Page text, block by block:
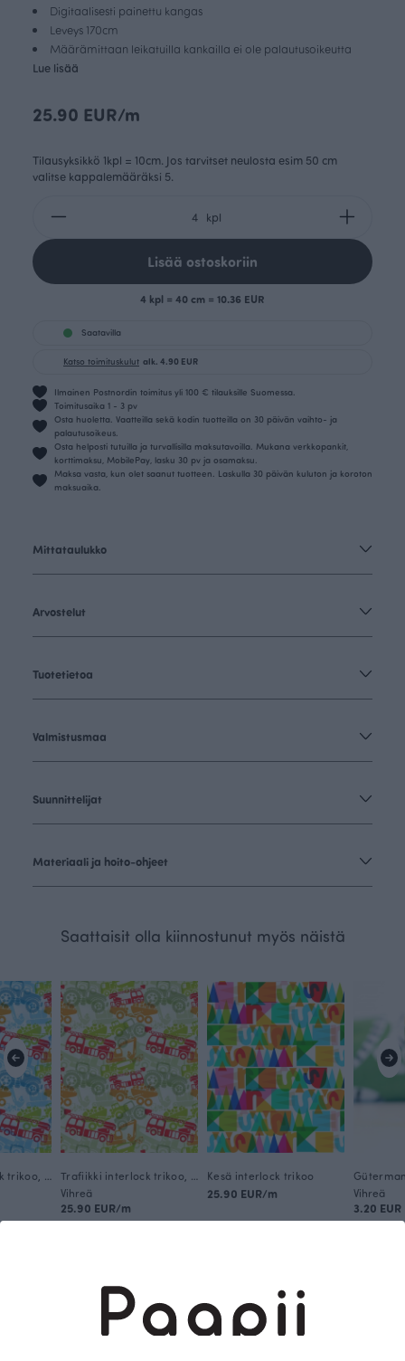
Digitaalisesti painettu kangas
Leveys 170cm
Määrämittaan leikatuilla kankailla ei ole palautusoikeutta
Lue lisää
25.90 EUR/m
Tilausyksikkö 1kpl = 10cm. Jos tarvitset neulosta esim 50 cm
valitse kappalemääräksi 5.
kpl
Lisää ostoskoriin
4 kpl = 40 cm = 10.36 EUR
Saatavilla
Katso toimituskulut alk. 4.90 EUR
Ilmainen Postnordin toimitus yli 100 € tilauksille Suomessa.
Toimitusaika 1 - 3 pv
Osta huoletta. Vaatteilla sekä kodin tuotteilla on 30 päivän vaihto- ja
palautusoikeus.
Osta helposti tutuilla ja turvallisilla maksutavoilla. Mukana verkkopankit,
korttimaksu, MobilePay, lasku 30 pv ja osamaksu.
Maksa vasta, kun olet saanut tuotteen. Laskulla 30 päivän kuluton ja koroton
maksuaika.
Mittataulukko
Arvostelut
Tuotetietoa
Valmistusmaa
Suunnittelijat
Materiaali ja hoito-ohjeet
Saattaisit olla kiinnostunut myös näistä
Vihreä
25.90 EUR/m
Kesä interlock trikoo
25.90 EUR/m Vihreä
3.20 EUR